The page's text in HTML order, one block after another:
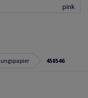
pink
458546